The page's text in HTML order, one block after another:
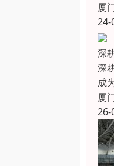
厦
24-
深
深
成
厦
26-